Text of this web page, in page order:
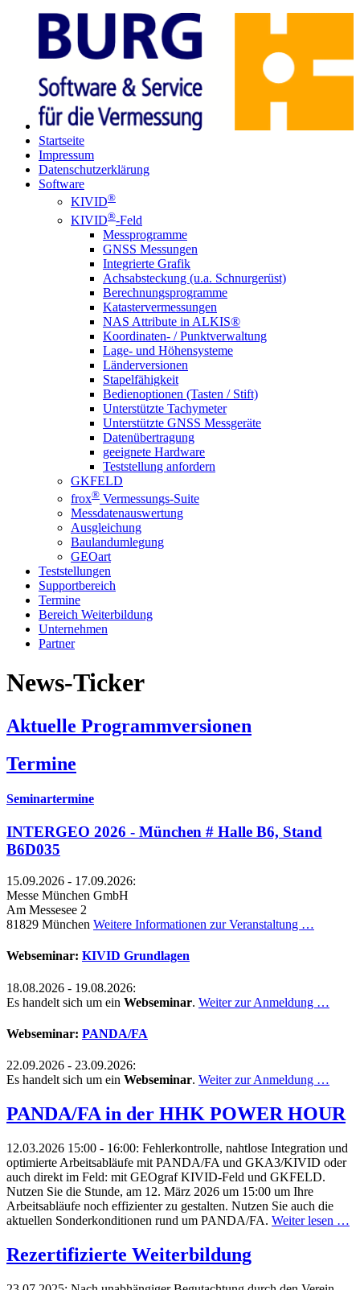
Startseite
Impressum
Datenschutz­erklärung
Software
KIVID®
KIVID®-Feld
Mess­programme
GNSS Messungen
Integrierte Grafik
Achsab­steckung (u.a. Schnurgerüst)
Berechnungs­programme
Kataster­vermessungen
NAS Attribute in ALKIS®
Koordinaten- / Punkt­verwaltung
Lage- und Höhensysteme
Länder­versionen
Stapel­fähigkeit
Bedien­optionen (Tasten / Stift)
Unterstützte Tachymeter
Unterstützte GNSS Messgeräte
Daten­übertragung
geeignete Hardware
Teststellung anfordern
GKFELD
frox® Vermessungs-Suite
Messdaten­auswertung
Ausgleichung
Bauland­umlegung
GEOart
Teststellungen
Supportbereich
Termine
Bereich Weiterbildung
Unternehmen
Partner
News-Ticker
Aktuelle Programmversionen
Termine
Seminartermine
INTERGEO 2026 - München # Halle B6, Stand
B6D035
15.09.2026 - 17.09.2026:
Messe München GmbH
Am Messesee 2
81829 München Weitere Informationen zur Veranstaltung …
Webseminar: KIVID Grundlagen
18.08.2026 - 19.08.2026:
Es handelt sich um ein Webseminar. Weiter zur Anmeldung …
Webseminar: PANDA/FA
22.09.2026 - 23.09.2026:
Es handelt sich um ein Webseminar. Weiter zur Anmeldung …
PANDA/FA in der HHK POWER HOUR
12.03.2026 15:00 - 16:00: Fehlerkontrolle, nahtlose Integration und
optimierte Arbeitsabläufe mit PANDA/FA und GKA3/KIVID oder
auch direkt im Feld: mit GEOgraf KIVID-Feld und GKFELD.
Nutzen Sie die Stunde, am 12. März 2026 um 15:00 um Ihre
Arbeitsabläufe noch effizienter zu gestalten. Nutzen Sie auch die
aktuellen Sonderkonditionen rund um PANDA/FA. Weiter lesen …
Rezertifizierte Weiterbildung